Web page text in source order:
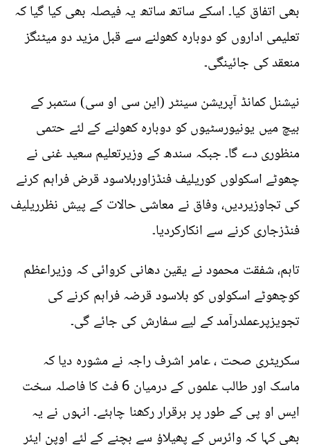
بھی اتفاق کیا۔ اسکے ساتھ ساتھ یہ فیصلہ بھی کیا گیا کہ
تعلیمی اداروں کو دوبارہ کھولنے سے قبل مزید دو میٹنگز
منعقد کی جائینگی۔
نیشنل کمانڈ آپریشن سینٹر (این سی او سی) ستمبر کے
بیچ میں یونیورسٹیوں کو دوبارہ کھولنے کے لئے حتمی
منظوری دے گا۔ جبکہ سندھ کے وزیرتعلیم سعید غنی نے
چھوٹے اسکولوں کوریلیف فنڈزاوربلاسود قرض فراہم کرنے
کی تجاوزیردیں، وفاق نے معاشی حالات کے پیش نظرریلیف
فنڈزجاری کرنے سے انکارکردیا۔
تاہم، شفقت محمود نے یقین دھانی کروائی کہ وزیراعظم
کوچھوٹے اسکولوں کو بلاسود قرضہ فراہم کرنے کی
تجویزپرعملدرآمد کے لیے سفارش کی جائے گی۔
سکریٹری صحت ، عامر اشرف راجہ نے مشورہ دیا کہ
ماسک اور طالب علموں کے درمیان 6 فٹ کا فاصلہ سخت
ایس او پی کے طور پر برقرار رکھنا چاہئے۔ انہوں نے یہ
بھی کہا کہ وائرس کے پھیلاؤ سے بچنے کے لئے اوپن ایئر